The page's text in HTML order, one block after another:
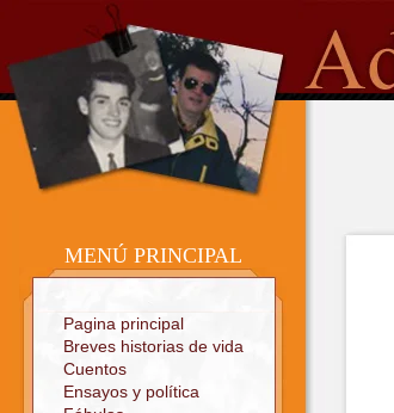
Sitio oficial
MENÚ PRINCIPAL
Pagina principal
Breves historias de vida
Cuentos
Ensayos y política